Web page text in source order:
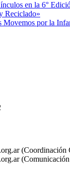
en la 6°
Reciclado»
Movemos por la
(Coordinación